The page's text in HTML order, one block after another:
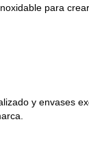
para
y envases